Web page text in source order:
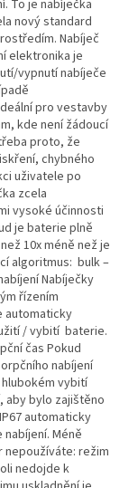
To je nabíječka
nový standard
Nabíječ
elektronika je
vypnutí nabíječe
pro vestavby
kde není žádoucí
proto, že
chybného
uživatele po
zcela
vysoké účinnosti
je baterie plně
10x méně než je
algoritmus: bulk –
Nabíječky
řízením
automaticky
/ vybití baterie.
čas Pokud
nabíjení
vybití
aby bylo zajištěno
automaticky
Méně
nepoužíváte: režim
nedojde k